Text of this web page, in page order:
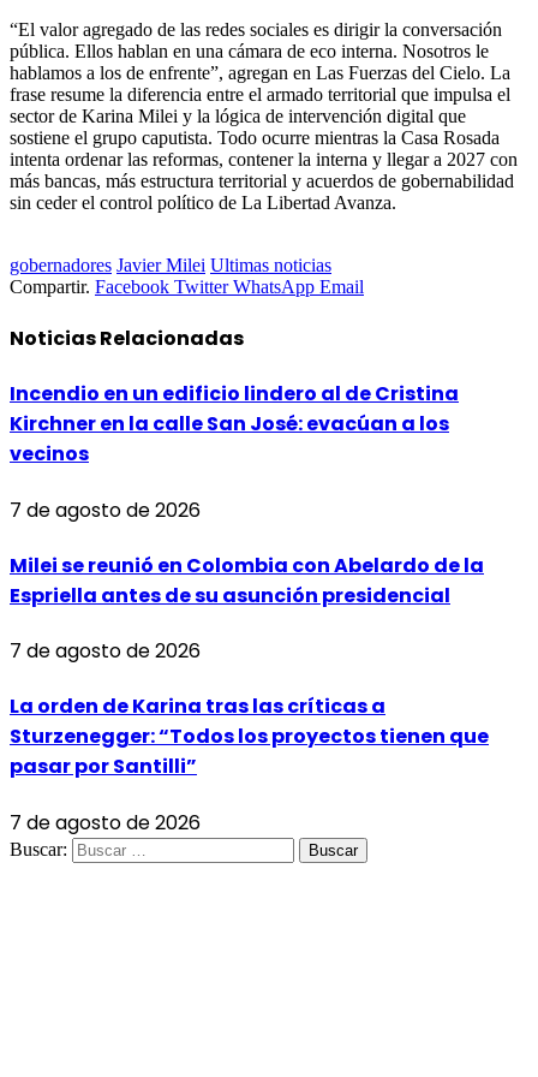
“El valor agregado de las redes sociales es dirigir la conversación
pública. Ellos hablan en una cámara de eco interna. Nosotros le
hablamos a los de enfrente”, agregan en Las Fuerzas del Cielo. La
frase resume la diferencia entre el armado territorial que impulsa el
sector de Karina Milei y la lógica de intervención digital que
sostiene el grupo caputista. Todo ocurre mientras la Casa Rosada
intenta ordenar las reformas, contener la interna y llegar a 2027 con
más bancas, más estructura territorial y acuerdos de gobernabilidad
sin ceder el control político de La Libertad Avanza.
gobernadores Javier Milei Ultimas noticias
Compartir. Facebook Twitter WhatsApp Email
NoticiasRelacionadas
Incendio en un edificio lindero al de Cristina
Kirchner en la calle San José: evacúan a los
vecinos
7 de agosto de 2026
Milei se reunió en Colombia con Abelardo de la
Espriella antes de su asunción presidencial
7 de agosto de 2026
La orden de Karina tras las críticas a
Sturzenegger: “Todos los proyectos tienen que
pasar por Santilli”
7 de agosto de 2026
Buscar: